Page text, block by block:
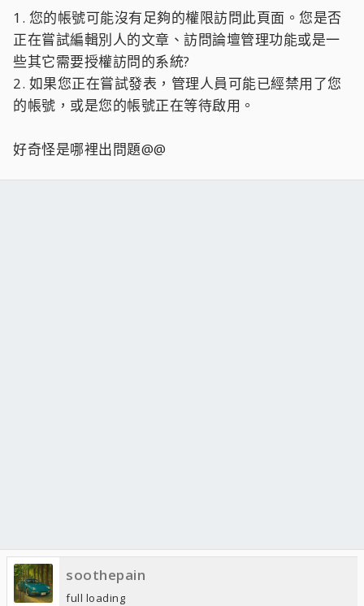
1. 您的帳號可能沒有足夠的權限訪問此頁面。您是否
正在嘗試編輯別人的文章、訪問論壇管理功能或是一
些其它需要授權訪問的系統?
2. 如果您正在嘗試發表，管理人員可能已經禁用了您
的帳號，或是您的帳號正在等待啟用。
好奇怪是哪裡出問題@@
soothepain
full loading